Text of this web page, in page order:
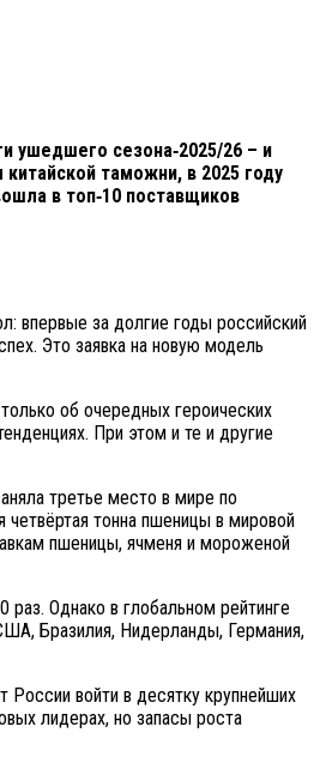
ушедшего сезона‑2025/26 – и
таможни, в 2025 году
в топ‑10 поставщиков
впервые за долгие годы российский
Это заявка на новую модель
об очередных героических
При этом и те и другие
третье место в мире по
тонна пшеницы в мировой
пшеницы, ячменя и мороженой
Однако в глобальном рейтинге
Бразилия, Нидерланды, Германия,
войти в десятку крупнейших
лидерах, но запасы роста